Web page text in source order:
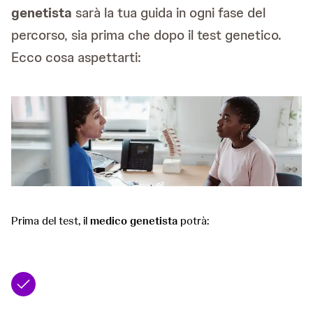
genetista sarà la tua guida in ogni fase del
percorso, sia prima che dopo il test genetico.
Ecco cosa aspettarti:
Prima del test, ilmedico genetista potrà: